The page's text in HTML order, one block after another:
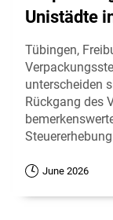
Unistädte
Tübingen,
unterscheiden
Rückgang des
June 2026